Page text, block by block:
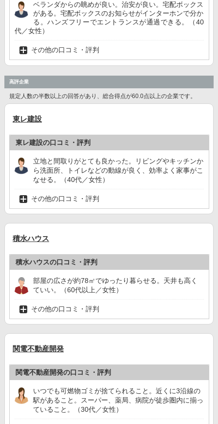
ベランダからの眺めが良い。治安が良い。宅配ボックス
がある。宅配ボックスのお知らせがインターホンで分か
る。ハンズフリーでエントランスが通過できる。（40
代／女性）
その他の口コミ・評判
高評企業
規定人数の半数以上の回答があり、総合得点が60.0点以上の企業です。
東レ建設
東レ建設の口コミ・評判
立地と間取りがとても良かった。リビングやキッチンか
ら洗面所、トイレなどの動線が良く、効率よく家事がこ
なせる。（40代／女性）
その他の口コミ・評判
積水ハウス
積水ハウスの口コミ・評判
部屋の広さが約78㎡でゆったり暮らせる。天井も高く
ていい。（60代以上／女性）
その他の口コミ・評判
関電不動産開発
関電不動産開発の口コミ・評判
いつでも可燃物ゴミが捨てられること。近くに3沿線の
駅があること。スーパー、薬局、病院が徒歩圏内に揃っ
ていること。（30代／女性）